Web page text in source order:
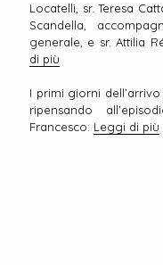
Locatelli, sr. Teresa
Scandella,
generale, e sr. Attilia
di più
I primi giorni
ripensando
Francesco: Leggi di più